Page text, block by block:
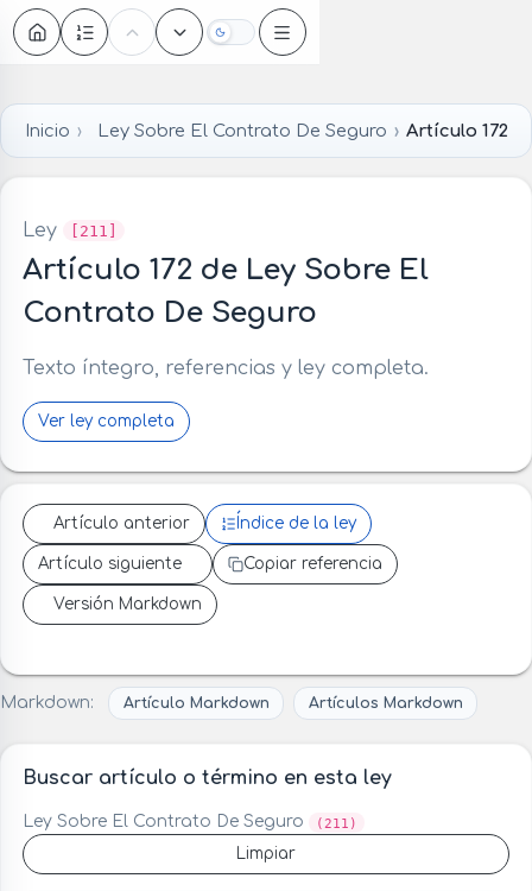
Oscuro
Inicio Ley Sobre El Contrato De Seguro Artículo 172
Ley [211]
Artículo 172 de Ley Sobre El
Contrato De Seguro
Texto íntegro, referencias y ley completa.
Ver ley completa
Artículo anterior Índice de la ley
Artículo siguiente Copiar referencia
Versión Markdown
Markdown: Artículo Markdown Artículos Markdown
Buscar artículo o término en esta ley
Ley Sobre El Contrato De Seguro (211)
Limpiar